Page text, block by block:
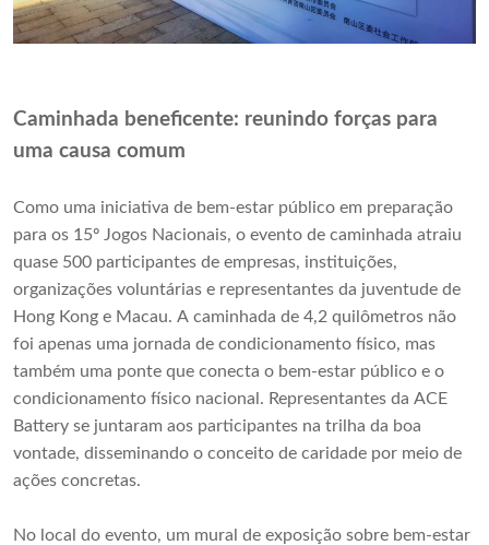
Caminhada beneficente: reunindo forças para
uma causa comum
Como uma iniciativa de bem-estar público em preparação
para os 15º Jogos Nacionais, o evento de caminhada atraiu
quase 500 participantes de empresas, instituições,
organizações voluntárias e representantes da juventude de
Hong Kong e Macau. A caminhada de 4,2 quilômetros não
foi apenas uma jornada de condicionamento físico, mas
também uma ponte que conecta o bem-estar público e o
condicionamento físico nacional. Representantes da ACE
Battery se juntaram aos participantes na trilha da boa
vontade, disseminando o conceito de caridade por meio de
ações concretas.
No local do evento, um mural de exposição sobre bem-estar